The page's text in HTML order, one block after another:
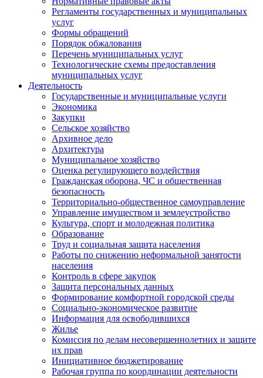
Регламенты государственных и муниципальных
услуг
Формы обращений
Порядок обжалования
Перечень муниципальных услуг
Технологические схемы предоставления
муниципальных услуг
Деятельность
Государственные и муниципальные услуги
Экономика
Закупки
Сельское хозяйство
Архивное дело
Архитектура
Муниципальное хозяйство
Оценка регулирующего воздействия
Гражданская оборона, ЧС и общественная
безопасность
Территориально-общественное самоуправление
Управление имуществом и землеустройство
Культура, спорт и молодежная политика
Образование
Труд и социальная защита населения
Работы по снижению неформальной занятости
населения
Контроль в сфере закупок
Защита персональных данных
Формирование комфортной городской среды
Социально-экономическое развитие
Информация для освободившихся
Жилье
Комиссия по делам несовершеннолетних и защите
их прав
Инициативное бюджетирование
Рабочая группа по координации деятельности